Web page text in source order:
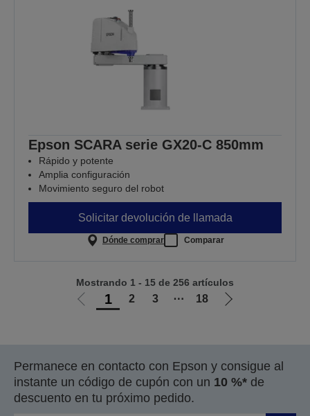
Epson SCARA serie GX20-C 850mm
Rápido y potente
Amplia configuración
Movimiento seguro del robot
Solicitar devolución de llamada
Dónde comprar Comparar
Ir
anterior
1 2 3 ⋯ 18
Ir
siguiente
Mostrando 1 - 15 de 256 artículos
Permanece en contacto con Epson y consigue al
instante un código de cupón con un 10 %* de
descuento en tu próximo pedido.